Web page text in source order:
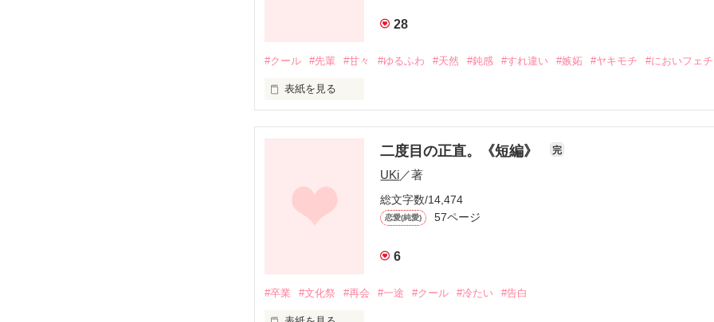
Sakurai Ritsu
櫻井 李月
クール王子で風和に溺愛してる
「…ばか、知ってるよ」
雨の日はずっと一緒にいよ？
28
#クール #先輩 #甘々 #ゆるふわ #天然 #鈍感 #すれ違い #嫉妬 #ヤキモチ #においフェチ
表紙を見る
「変態。マジで消えてくんない？」
二度目の正直。《短編》 完
UKi／著
総文字数/14,474
恋愛(純愛) 57ページ
6
#卒業 #文化祭 #再会 #一途 #クール #冷たい #告白